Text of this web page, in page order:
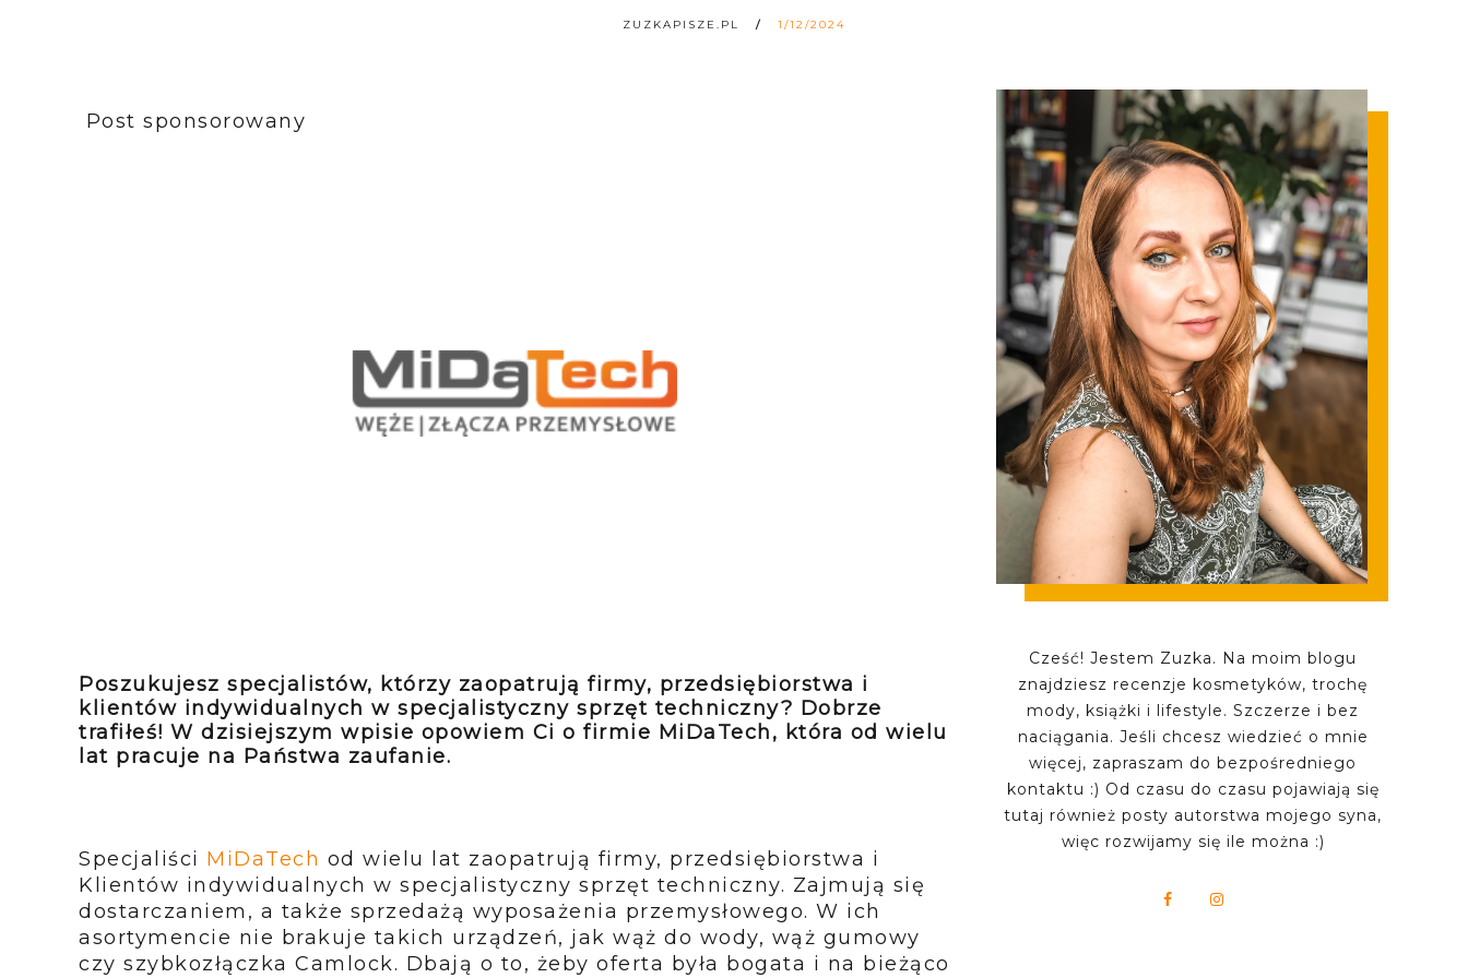
ZUZKAPISZE.PL 1/12/2024
Post sponsorowany
Poszukujesz specjalistów, którzy zaopatrują firmy, przedsiębiorstwa i
klientów indywidualnych w specjalistyczny sprzęt techniczny? Dobrze
trafiłeś! W dzisiejszym wpisie opowiem Ci o firmie MiDaTech, która od wielu
lat pracuje na Państwa zaufanie.
Specjaliści MiDaTech od wielu lat zaopatrują firmy, przedsiębiorstwa i
Klientów indywidualnych w specjalistyczny sprzęt techniczny. Zajmują się
dostarczaniem, a także sprzedażą wyposażenia przemysłowego. W ich
asortymencie nie brakuje takich urządzeń, jak wąż do wody, wąż gumowy
czy szybkozłączka Camlock. Dbają o to, żeby oferta była bogata i na bieżąco
Cześć! Jestem Zuzka. Na moim blogu
znajdziesz recenzje kosmetyków, trochę
mody, książki i lifestyle. Szczerze i bez
naciągania. Jeśli chcesz wiedzieć o mnie
więcej, zapraszam do bezpośredniego
kontaktu :) Od czasu do czasu pojawiają się
tutaj również posty autorstwa mojego syna,
więc rozwijamy się ile można :)